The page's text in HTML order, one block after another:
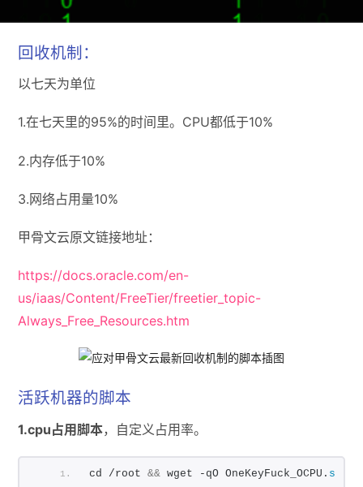
回收机制：
以七天为单位
1.在七天里的95%的时间里。CPU都低于10%
2.内存低于10%
3.网络占用量10%
甲骨文云原文链接地址：
https://docs.oracle.com/en-
us/iaas/Content/FreeTier/freetier_topic-
Always_Free_Resources.htm
活跃机器的脚本
1.cpu占用脚本，自定义占用率。
cd /root && wget -qO OneKeyFuck_OCPU. sh